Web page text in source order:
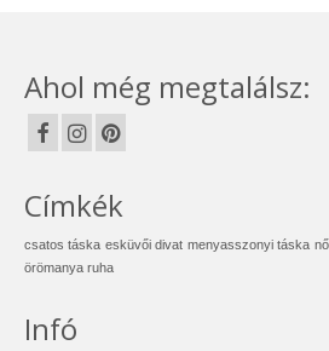
Ahol még megtalálsz:
Címkék
csatos táska esküvői divat menyasszonyi táska
örömanya ruha
Infó